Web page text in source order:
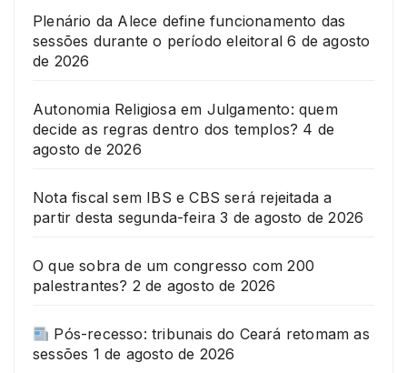
Plenário da Alece define funcionamento das
sessões durante o período eleitoral 6 de agosto
de 2026
Autonomia Religiosa em Julgamento: quem
decide as regras dentro dos templos? 4 de
agosto de 2026
Nota fiscal sem IBS e CBS será rejeitada a
partir desta segunda-feira 3 de agosto de 2026
O que sobra de um congresso com 200
palestrantes? 2 de agosto de 2026
Pós-recesso: tribunais do Ceará retomam as
sessões 1 de agosto de 2026